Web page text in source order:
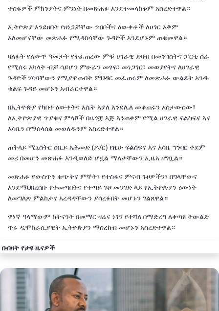
ተስፋዎች ምክንያትና ምንነት በመጽሐፉ እንደተመላከቱም አስረድተዋል።
ኢትዮጵያ እንደዘበት የዘነጋቻቸው ጥበቦችና ዕውቀቶች ለሀገር አቅም
አለመሆናቸው መጽሐፉ የሚዳስሳቸው ጉዳዮች እንደሆኑም ጠቁመዋል።
ባለፉት የለውጥ ዓመታት የተፈጠረው ምቹ ሀገራዊ ድባብ በመንግስትና ፓርቲ ስራ
የሚሰሩ አካላት ብቻ ሳይሆን ምሁራን መፃፍ፣ መነጋገር፣ መወያየትና ለሀገራዊ
ጉዳዮች ሃሳባቸውን የሚያዋጡበት ምህዳር መፈጠሩም ለመጽሐፉ ውልደት አንዱ
ቁልፍ ጉዳይ መሆኑን አብራርተዋል።
በኢትዮጵያ የካበተ ዕውቀትና እሴት እያለ እንደሌለ መቆጠሩን አስታውሰው፤
ለኢትዮጵያዊ ጥያቄና ምላሾች በዜጎቿ እጅ እንጠቀም የሚል ሀገራዊ ፍልስፍና እና
እሳቤን በማሰላሰል መወለዱንም አስረድተዋል።
ጠቅላይ ሚኒስትር ዐቢይ አሕመድ (ዶ/ር) የዚሁ ፍልስፍና እና እሳቤ ግንባር ቀደም
መሪ በመሆን መጽሐፉ እንዲወለድ ሆኗል ማለታቸውን ኢዜአ ዘግቧል።
መጽሐፉ የውስጥን ቁጭትና ምኞት፣ የተስፋና ምናብ ጉዞዎችን፣ በግላቸውና
እንደማህበረሰቡ የተመጣበትና የቀጣይ ጉዞ መንገድ ላይ የኢትዮጵያን ዕውነት
ለመግለጽ ምልከታና አረዳዳቸውን ያሳረፉበት መሆኑን ገልጸዋል።
ዋነኛ ዓላማውም ከትናንት በመማር ዛሬና ነገን የተሻለ በማድረግ ለቀጣዩ ትውልድ
ጥሩ ዲሞክራሲያዊት ኢትዮጵያን ማስረከብ መሆኑን አስረድተዋል።
በብዛት የታዩ ዜናዎች